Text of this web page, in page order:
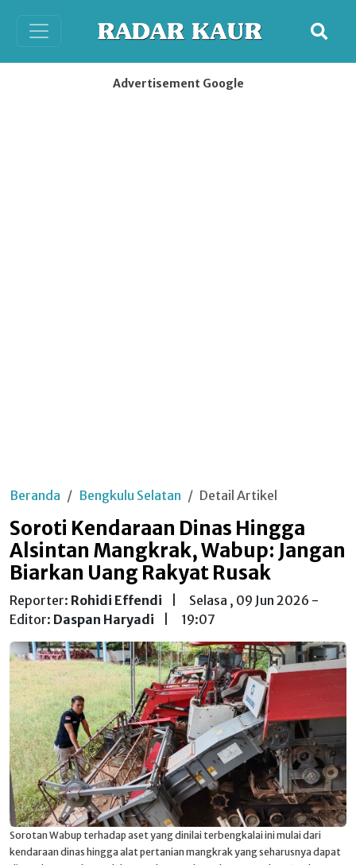
Advertisement Google
Beranda Bengkulu Selatan Detail Artikel
Soroti Kendaraan Dinas Hingga
Alsintan Mangkrak, Wabup: Jangan
Biarkan Uang Rakyat Rusak
Reporter: Rohidi Effendi
Editor: Daspan Haryadi
Selasa , 09 Jun 2026 -
19:07
Sorotan Wabup terhadap aset yang dinilai terbengkalai ini mulai dari
kendaraan dinas hingga alat pertanian mangkrak yang seharusnya dapat